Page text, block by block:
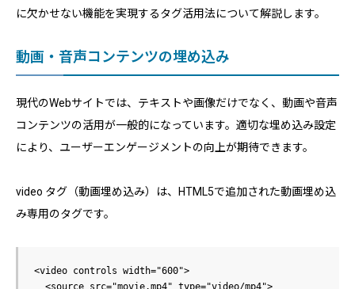
に欠かせない機能を実現するタグ活用法について解説します。
動画・音声コンテンツの埋め込み
現代のWebサイトでは、テキストや画像だけでなく、動画や音声
コンテンツの活用が一般的になっています。適切な埋め込み設定
により、ユーザーエンゲージメントの向上が期待できます。
video タグ（動画埋め込み）は、HTML5で追加された動画埋め込
み専用のタグです。
<video controls width="600">